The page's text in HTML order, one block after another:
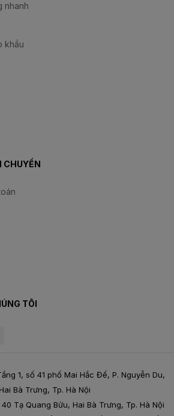
1500MG ORIHIRO 900 viên mang đến
công dụng tuyệt vời như sau:
năng hấp thụ canxi, giúp xương khớp
chống loãng xương, ngăn ngừa tình
khớp.
khớp xương, tăng sự linh hoạt cho các
đau, giảm sự tấn công của các cơn đau
nhanh
khẩu
CHUYỂN
TÔI
1, số 41 phố Mai Hắc Đế, P. Nguyễn Du,
Bà Trưng, Tp. Hà Nội
Tạ Quang Bửu, Hai Bà Trưng, Tp. Hà Nội